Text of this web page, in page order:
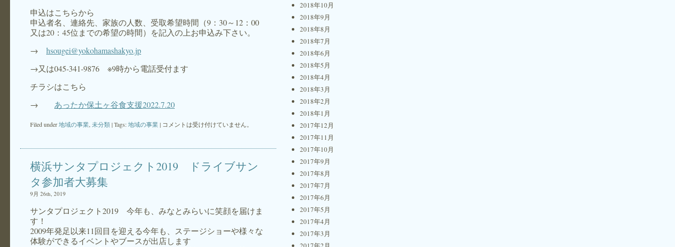
申込はこちらから
申込者名、連絡先、家族の人数、受取希望時間（9：30～12：00
又は20：45位までの希望の時間）を記入の上お申込み下さい。
→ hsougei@yokohamashakyo.jp
→又は045-341-9876 ※9時から電話受付ます
チラシはこちら
→ あったか保土ヶ谷食支援2022.7.20
Filed under地域の事業 未分類| Tags:地域の事業| コメントは受け付けていません。
横浜サンタプロジェクト2019 ドライブサン
タ参加者大募集
9月 26th, 2019
サンタプロジェクト2019 今年も、みなとみらいに笑顔を届けま
す！
2009年発足以来11回目を迎える今年も、ステージショーや様々な
体験ができるイベントやブースが出店します
2018年10月
2018年9月
2018年8月
2018年7月
2018年6月
2018年5月
2018年4月
2018年3月
2018年2月
2018年1月
2017年12月
2017年11月
2017年10月
2017年9月
2017年8月
2017年7月
2017年6月
2017年5月
2017年4月
2017年3月